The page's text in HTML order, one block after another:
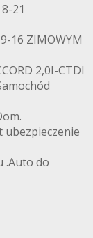
21
16 ZIMOWYM
2,0I-CTDI
ubezpieczenie
.Auto do